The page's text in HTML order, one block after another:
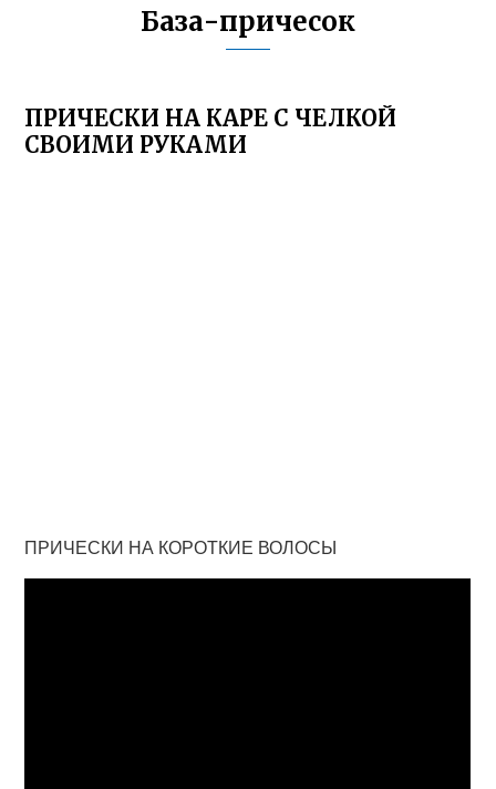
База-причесок
ПРИЧЕСКИ НА КАРЕ С ЧЕЛКОЙ
СВОИМИ РУКАМИ
ПРИЧЕСКИ НА КОРОТКИЕ ВОЛОСЫ